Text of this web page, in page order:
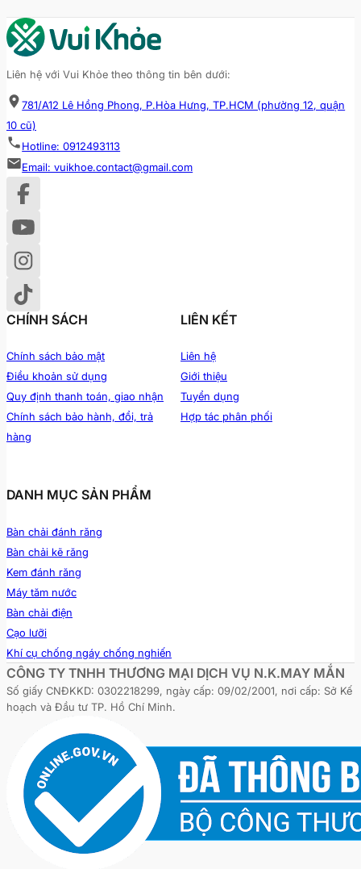
Liên hệ với Vui Khỏe theo thông tin bên dưới:
781/A12 Lê Hồng Phong, P.Hòa Hưng, TP.HCM (phường 12, quận
10 cũ)
Hotline: 0912493113
Email: vuikhoe.contact@gmail.com
CHÍNH SÁCH
Chính sách bảo mật
Điều khoản sử dụng
Quy định thanh toán, giao nhận
Chính sách bảo hành, đổi, trả
hàng
LIÊN KẾT
Liên hệ
Giới thiệu
Tuyển dụng
Hợp tác phân phối
DANH MỤC SẢN PHẨM
Bàn chải đánh răng
Bàn chải kẽ răng
Kem đánh răng
Máy tăm nước
Bàn chải điện
Cạo lưỡi
Khí cụ chống ngáy chống nghiến
CÔNG TY TNHH THƯƠNG MẠI DỊCH VỤ N.K.MAY MẮN
Số giấy CNĐKKD: 0302218299, ngày cấp: 09/02/2001, nơi cấp: Sở Kế
hoạch và Đầu tư TP. Hồ Chí Minh.